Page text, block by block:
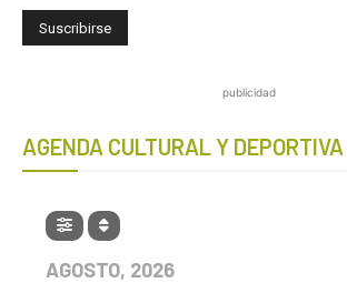
publicidad
AGENDA CULTURAL Y DEPORTIVA
AGOSTO, 2026